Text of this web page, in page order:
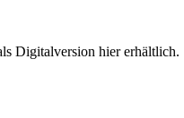
Digitalversion hier erhältlich.